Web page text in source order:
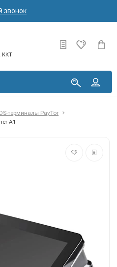
звонок
ККТ
терминалы PayTor
A1